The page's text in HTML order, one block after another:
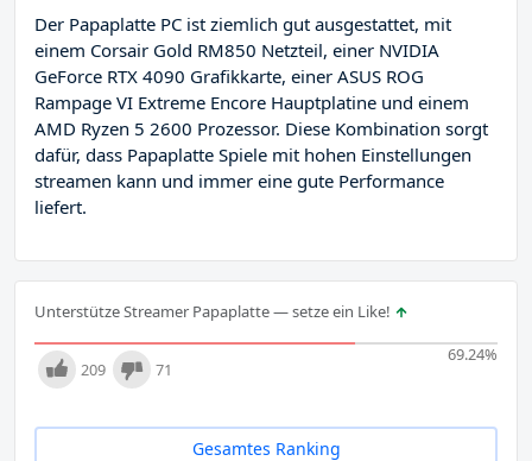
Der Papaplatte PC ist ziemlich gut ausgestattet, mit
einem Corsair Gold RM850 Netzteil, einer NVIDIA
GeForce RTX 4090 Grafikkarte, einer ASUS ROG
Rampage VI Extreme Encore Hauptplatine und einem
AMD Ryzen 5 2600 Prozessor. Diese Kombination sorgt
dafür, dass Papaplatte Spiele mit hohen Einstellungen
streamen kann und immer eine gute Performance
liefert.
Unterstütze Streamer Papaplatte — setze ein Like!
69.24%
209 71
Gesamtes Ranking